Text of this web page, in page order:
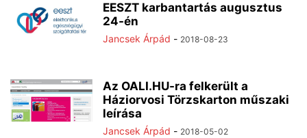
EESZT karbantartás augusztus
24-én
Jancsek Árpád - 2018-08-23
Az OALI.HU-ra felkerült a
Háziorvosi Törzskarton műszaki
leírása
Jancsek Árpád - 2018-05-02